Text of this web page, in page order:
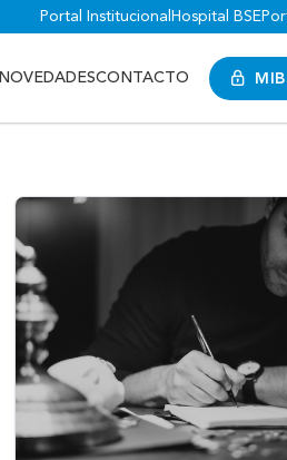
Portal Institucional Hospital BSE
NOVEDADESCONTACTO